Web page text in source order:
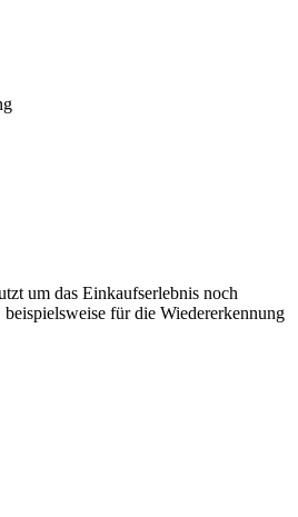
um das Einkaufserlebnis noch
beispielsweise für die Wiedererkennung